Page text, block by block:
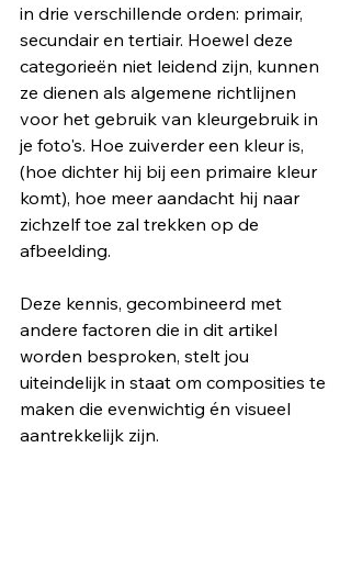
in drie verschillende orden: primair,
secundair en tertiair. Hoewel deze
categorieën niet leidend zijn, kunnen
ze dienen als algemene richtlijnen
voor het gebruik van kleurgebruik in
je foto's. Hoe zuiverder een kleur is,
(hoe dichter hij bij een primaire kleur
komt), hoe meer aandacht hij naar
zichzelf toe zal trekken op de
afbeelding.
Deze kennis, gecombineerd met
andere factoren die in dit artikel
worden besproken, stelt jou
uiteindelijk in staat om composities te
maken die evenwichtig én visueel
aantrekkelijk zijn.